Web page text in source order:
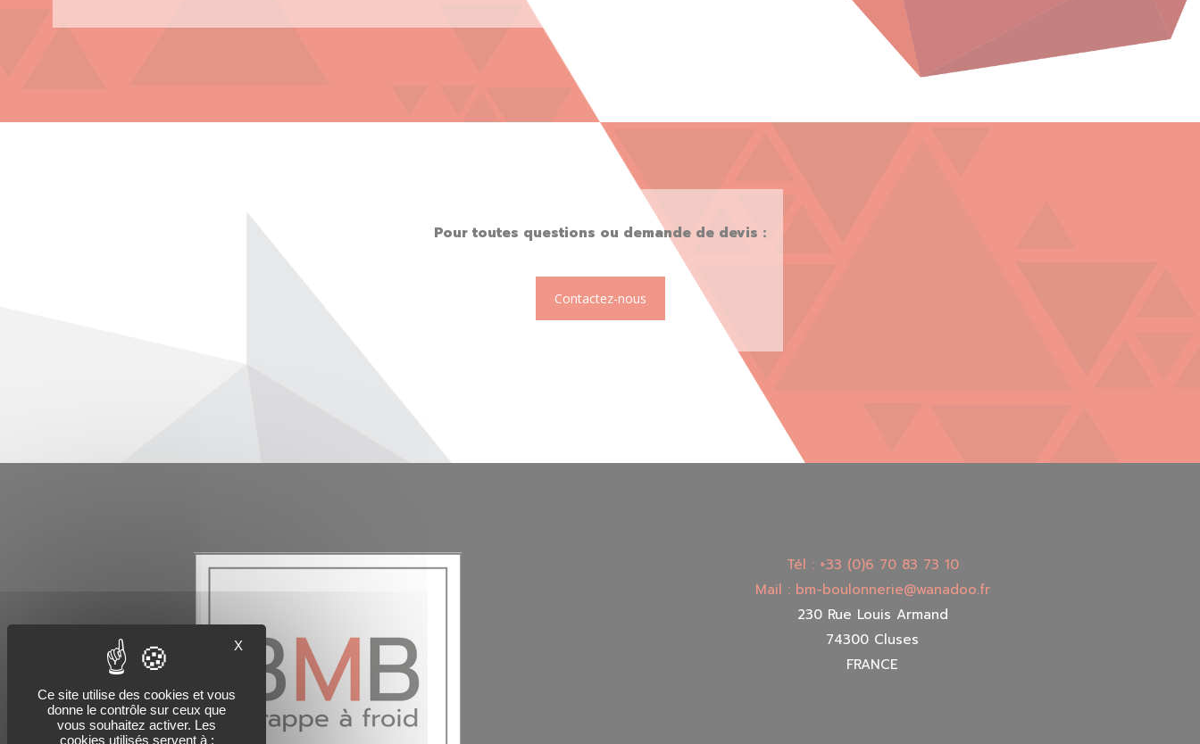
Pour toutes questions ou demande de devis :
Contactez-nous
Tél : +33 (0)6 70 83 73 10
Mail : bm-boulonnerie@wanadoo.fr
230 Rue Louis Armand
74300 Cluses
FRANCE
X
Ce site utilise des cookies et vous
donne le contrôle sur ceux que
vous souhaitez activer. Les
cookies utilisés servent à :